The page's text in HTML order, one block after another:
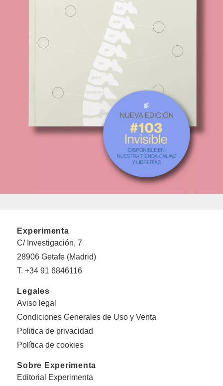
Experimenta
C/ Investigación, 7
28906 Getafe (Madrid)
T. +34 91 6846116
Legales
Aviso legal
Condiciones Generales de Uso y Venta
Politica de privacidad
Política de cookies
Sobre Experimenta
Editorial Experimenta